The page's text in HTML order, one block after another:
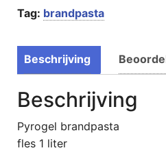
Tag: brandpasta
Beschrijving
Beschrijving
Pyrogel brandpasta
fles 1 liter